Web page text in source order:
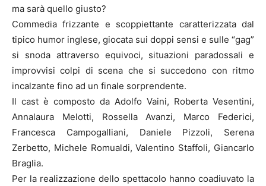
ma sarà quello giusto?
Commedia frizzante e scoppiettante caratterizzata dal
tipico humor inglese, giocata sui doppi sensi e sulle “gag”
si snoda attraverso equivoci, situazioni paradossali e
improvvisi colpi di scena che si succedono con ritmo
incalzante fino ad un finale sorprendente.
Il cast è composto da Adolfo Vaini, Roberta Vesentini,
Annalaura Melotti, Rossella Avanzi, Marco Federici,
Francesca Campogalliani, Daniele Pizzoli, Serena
Zerbetto, Michele Romualdi, Valentino Staffoli, Giancarlo
Braglia.
Per la realizzazione dello spettacolo hanno coadiuvato la